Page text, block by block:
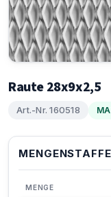
Raute 28x9x2,5
Art.-Nr. 160518
MENGE